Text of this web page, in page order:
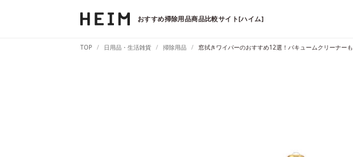
おすすめ掃除用品商品比較サイト[ハイム]
TOP 日用品・生活雑貨 掃除用品 窓拭きワイパーのおすすめ12選！バキュームクリーナーも